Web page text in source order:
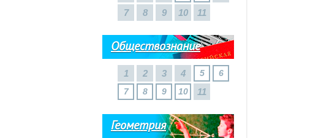
7
8 9 10 11
Обществознание
1 2 3 4 5
6
7
8 9 10 11
Геометрия